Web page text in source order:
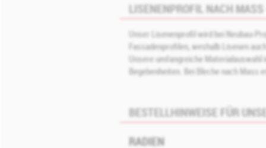
LISENENPROFIL NACH
Unser Lisenenprofil wird bei Neubau-
Fassadenprofilen, weshalb Lisenen
Unsere umfangreiche
Begebenheiten. Bei Bleche nach Mass
BESTELLHINWEISE FÜR
RADIEN